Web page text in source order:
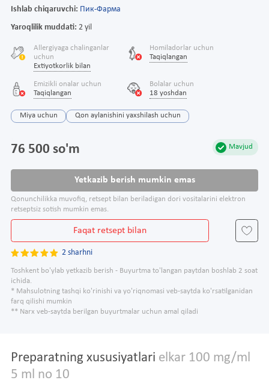
Ishlab chiqaruvchi: Пик-Фарма
Yaroqlilik muddati: 2 yil
Allergiyaga chalinganlar
uchun
Extiyotkorlik bilan
Homiladorlar uchun
Taqiqlangan
Emizikli onalar uchun
Taqiqlangan
Bolalar uchun
18 yoshdan
Miya uchun Qon aylanishini yaxshilash uchun
Mavjud
76 500 so'm
Yetkazib berish mumkin emas
Qonunchilikka muvofiq, retsept bilan beriladigan dori vositalarini elektron
retseptsiz sotish mumkin emas.
Faqat retsept bilan
2 sharhni
Toshkent bo'ylab yetkazib berish - Buyurtma to'langan paytdan boshlab 2 soat
ichida.
* Mahsulotning tashqi ko'rinishi va yo'riqnomasi veb-saytda ko'rsatilganidan
farq qilishi mumkin
** Narx veb-saytda berilgan buyurtmalar uchun amal qiladi
Preparatning xususiyatlari elkar 100 mg/ml
5 ml no 10